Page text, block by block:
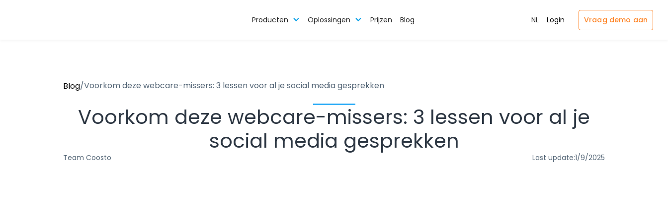
Producten Oplossingen Prijzen Blog NL Login Vraag demo aan
Blog/Voorkom deze webcare-missers: 3 lessen voor al je social media gesprekken
Voorkom deze webcare-missers: 3 lessen voor al je
social media gesprekken
Team Coosto Last update:1/9/2025